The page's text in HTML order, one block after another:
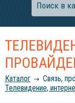
Каталог
Связь,
Телевидение,